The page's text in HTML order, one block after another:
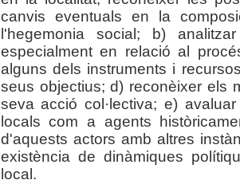
canvis eventuals en la
l'hegemonia social; b)
especialment en relació al
alguns dels instruments i
seus objectius; d) reconèixer els
seva acció col·lectiva; e)
locals com a agents
d'aquests actors amb altres
existència de dinàmiques
local.